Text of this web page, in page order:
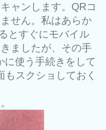
ャンします。QRコ
せん。私はあらか
とすぐにモバイル
ましたが、その手
に使う手続きをして
スクショしておく